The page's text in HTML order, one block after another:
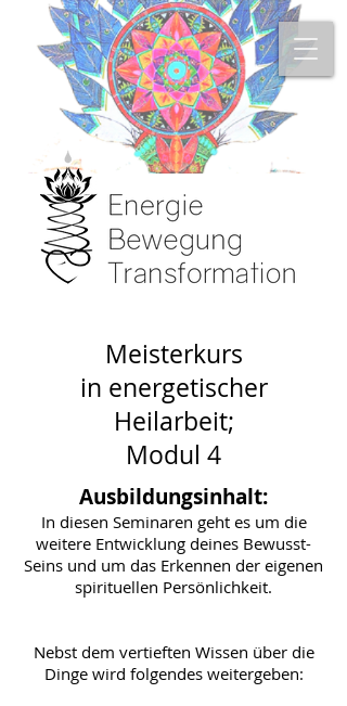
Meisterkurs
in energetischer
Heilarbeit;
Modul 4
Ausbildungsinhalt:
In diesen Seminaren geht es um die
weitere Entwicklung deines Bewusst-
Seins und um das Erkennen der eigenen
spirituellen Persönlichkeit.
Nebst dem vertieften Wissen über die
Dinge wird folgendes weitergeben: